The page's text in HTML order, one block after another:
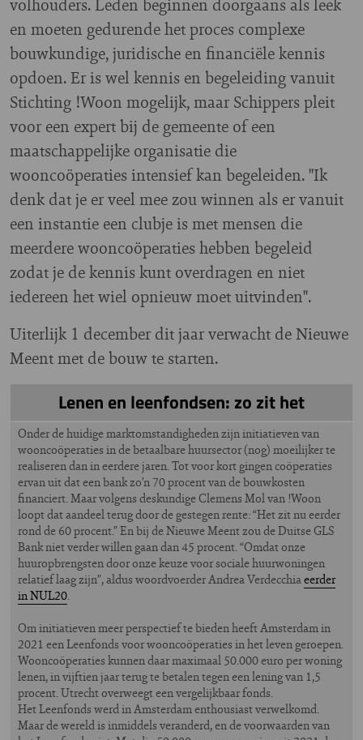
en moeten gedurende het proces complexe
bouwkundige, juridische en financiële kennis
opdoen. Er is wel kennis en begeleiding vanuit
Stichting !Woon mogelijk, maar Schippers pleit
voor een expert bij de gemeente of een
maatschappelijke organisatie die
wooncoöperaties intensief kan begeleiden. "Ik
denk dat je er veel mee zou winnen als er vanuit
een instantie een clubje is met mensen die
meerdere wooncoöperaties hebben begeleid
zodat je de kennis kunt overdragen en niet
iedereen het wiel opnieuw moet uitvinden".
Uiterlijk 1 december dit jaar verwacht de Nieuwe
Meent met de bouw te starten.
Lenen en leenfondsen: zo zit het
Onder de huidige marktomstandigheden zijn initiatieven van
wooncoöperaties in de betaalbare huursector (nog) moeilijker te
realiseren dan in eerdere jaren. Tot voor kort gingen coöperaties
ervan uit dat een bank zo’n 70 procent van de bouwkosten
financiert. Maar volgens deskundige Clemens Mol van !Woon
loopt dat aandeel terug door de gestegen rente: “Het zit nu eerder
rond de 60 procent.” En bij de Nieuwe Meent zou de Duitse GLS
Bank niet verder willen gaan dan 45 procent. “Omdat onze
huuropbrengsten door onze keuze voor sociale huurwoningen
relatief laag zijn”, aldus woordvoerder Andrea Verdecchiaeerder
in NUL20.
Om initiatieven meer perspectief te bieden heeft Amsterdam in
2021 een Leenfonds voor wooncoöperaties in het leven geroepen.
Wooncoöperaties kunnen daar maximaal 50.000 euro per woning
lenen, in vijftien jaar terug te betalen tegen een lening van 1,5
procent. Utrecht overweegt een vergelijkbaar fonds.
Het Leenfonds werd in Amsterdam enthousiast verwelkomd.
Maar de wereld is inmiddels veranderd, en de voorwaarden van